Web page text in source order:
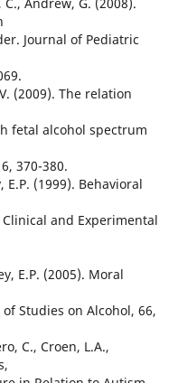
Journal of Pediatric
(2009). The relation
fetal alcohol spectrum
370-380.
E.P. (1999). Behavioral
and Experimental
E.P. (2005). Moral
Studies on Alcohol, 66,
C., Croen, L.A.,